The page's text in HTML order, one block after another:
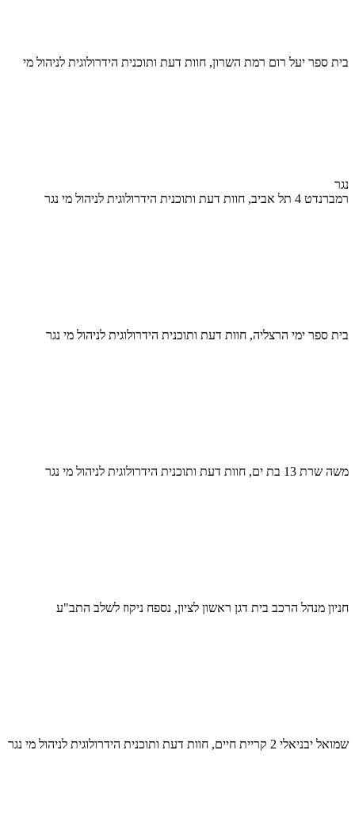
בית ספר יעל רום רמת השרון, חוות דעת ותוכנית הידרולוגית לניהול מי
נגר
רמברנדט 4 תל אביב, חוות דעת ותוכנית הידרולוגית לניהול מי נגר
בית ספר ימי הרצליה, חוות דעת ותוכנית הידרולוגית לניהול מי נגר
משה שרת 13 בת ים, חוות דעת ותוכנית הידרולוגית לניהול מי נגר
חניון מנהל הרכב בית דגן ראשון לציון, נספח ניקוז לשלב התב"ע
שמואל יבניאלי 2 קריית חיים, חוות דעת ותוכנית הידרולוגית לניהול מי נגר